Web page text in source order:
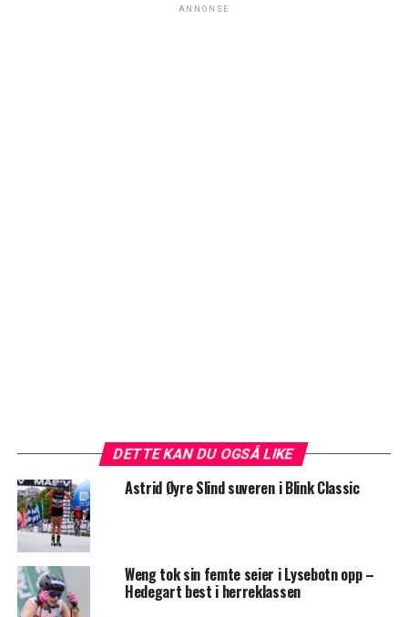
ANNONSE
DETTE KAN DU OGSÅ LIKE
Astrid Øyre Slind suveren i Blink Classic
Weng tok sin femte seier i Lysebotn opp –
Hedegart best i herreklassen